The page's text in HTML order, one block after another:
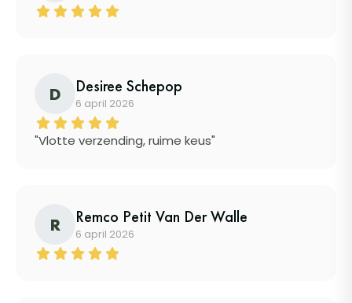
D Desiree Schepop
6 april 2026
"Vlotte verzending, ruime keus"
R Remco Petit Van Der Walle
6 april 2026